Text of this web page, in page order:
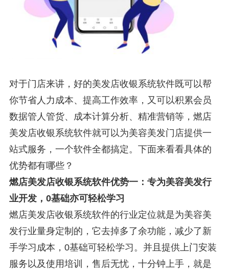
对于门店来讲，好的美发店收银系统软件既可以帮
你节省人力成本、提高工作效率，又可以积累会员
数据管人管货、成本计算分析、精准营销等， 燃店
美发店收银系统软件就可以为美容美发门店提供一
站式服务，一个软件全都搞定。下面来看看具体的
优势都有哪些？
燃店美发店收银系统软件优势一：专为美容美发行
业开发， 0基础亦可轻松学习
燃店美发店收银系统软件的行业定位就是为美容美
发行业量身定制的，它去掉多了余功能，减少了新
手学习成本， 0基础可轻松学习。并且提供上门安装
服务以及使用培训，售后无忧，十分钟上手，就是